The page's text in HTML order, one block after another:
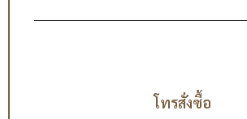
โทรสั่งซื้อ